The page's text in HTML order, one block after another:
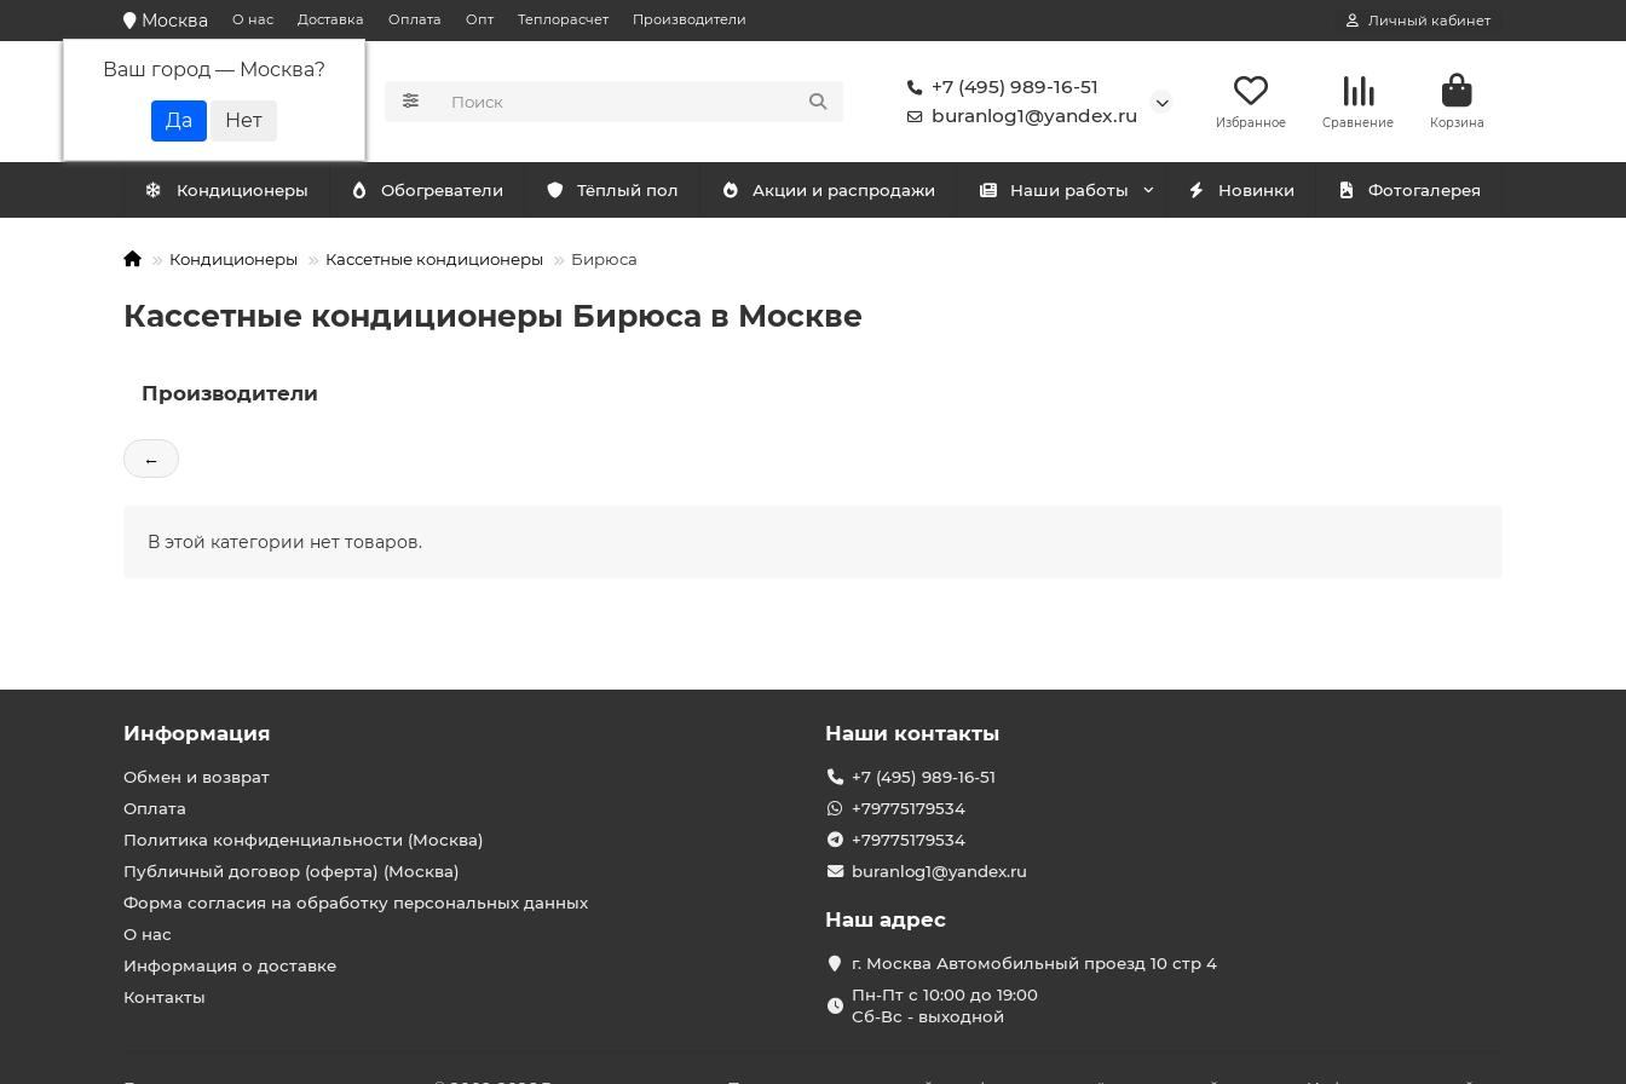
Москва
Ваш город — Москва?
О нас Доставка Оплата Опт Теплорасчет Производители Личный кабинет
+7 (495) 989-16-51
buranlog1@yandex.ru
Избранное Сравнение Корзина
Кондиционеры Обогреватели Тёплый пол Акции и распродажи Наши работы Новинки Фотогалерея
Кондиционеры Кассетные кондиционеры Бирюса
Кассетные кондиционеры Бирюса в Москве
Производители
←
В этой категории нет товаров.
Информация
Обмен и возврат
Оплата
Политика конфиденциальности (Москва)
Публичный договор (оферта) (Москва)
Форма согласия на обработку персональных данных
О нас
Информация о доставке
Контакты
Наши контакты
+7 (495) 989-16-51
+79775179534
+79775179534
buranlog1@yandex.ru
Наш адрес
г. Москва Автомобильный проезд 10 стр 4
Пн-Пт с 10:00 до 19:00
Сб-Вс - выходной